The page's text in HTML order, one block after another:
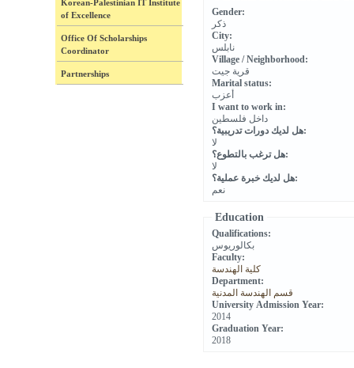
Korean-Palestinian IT Institute
of Excellence
Office Of Scholarships
Coordinator
Partnerships
Gender:
ذكر
City:
نابلس
Village / Neighborhood:
قرية جيت
Marital status:
أعزب
I want to work in:
داخل فلسطين
هل لديك دورات تدريبية؟:
لا
هل ترغب بالتطوع؟:
لا
هل لديك خبرة عملية؟:
نعم
Education
Qualifications:
بكالوريوس
Faculty:
كلية الهندسة
Department:
قسم الهندسة المدنية
University Admission Year:
2014
Graduation Year:
2018